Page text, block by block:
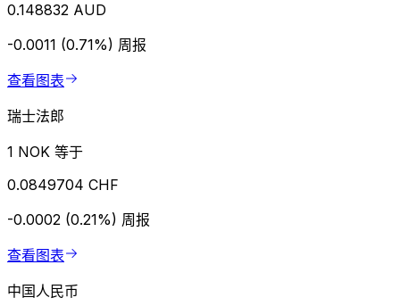
0.148832 AUD
-0.0011 (0.71%) 周报
查看图表
瑞士法郎
1 NOK 等于
0.0849704 CHF
-0.0002 (0.21%) 周报
查看图表
中国人民币